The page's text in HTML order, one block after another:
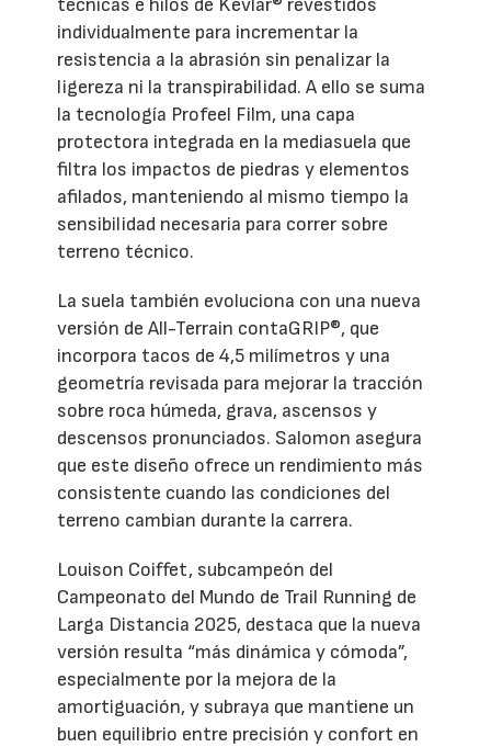
individualmente para incrementar la
resistencia a la abrasión sin penalizar la
ligereza ni la transpirabilidad. A ello se suma
la tecnología Profeel Film, una capa
protectora integrada en la mediasuela que
filtra los impactos de piedras y elementos
afilados, manteniendo al mismo tiempo la
sensibilidad necesaria para correr sobre
terreno técnico.
La suela también evoluciona con una nueva
versión de All-Terrain contaGRIP®, que
incorpora tacos de 4,5 milímetros y una
geometría revisada para mejorar la tracción
sobre roca húmeda, grava, ascensos y
descensos pronunciados. Salomon asegura
que este diseño ofrece un rendimiento más
consistente cuando las condiciones del
terreno cambian durante la carrera.
Louison Coiffet, subcampeón del
Campeonato del Mundo de Trail Running de
Larga Distancia 2025, destaca que la nueva
versión resulta “más dinámica y cómoda”,
especialmente por la mejora de la
amortiguación, y subraya que mantiene un
buen equilibrio entre precisión y confort en